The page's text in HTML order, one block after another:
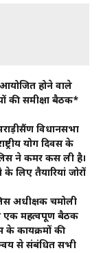
आयोजित होने वाले
की समीक्षा बैठक*
विधानसभा
योग दिवस के
ने कमर कस ली है।
लिए तैयारियां जोरों
अधीक्षक चमोली
एक महत्वपूर्ण बैठक
के कार्यक्रमों की
से संबंधित सभी